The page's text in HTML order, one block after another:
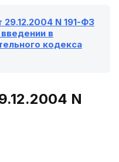
N 191-ФЗ
в
кодекса
N